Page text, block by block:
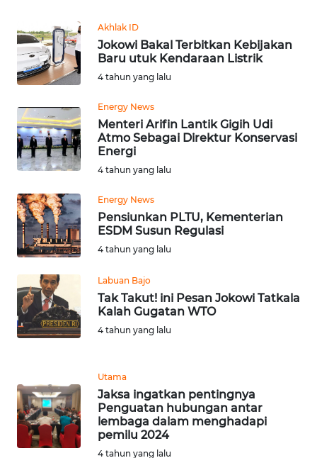
Akhlak ID
Jokowi Bakal Terbitkan Kebijakan
Baru utuk Kendaraan Listrik
4 tahun yang lalu
Energy News
Menteri Arifin Lantik Gigih Udi
Atmo Sebagai Direktur Konservasi
Energi
4 tahun yang lalu
Energy News
Pensiunkan PLTU, Kementerian
ESDM Susun Regulasi
4 tahun yang lalu
Labuan Bajo
Tak Takut! ini Pesan Jokowi Tatkala
Kalah Gugatan WTO
4 tahun yang lalu
Utama
Jaksa ingatkan pentingnya
Penguatan hubungan antar
lembaga dalam menghadapi
pemilu 2024
4 tahun yang lalu
SULTRA
WN
WN
SULTENG
SULBAR
WN
BABEL
WN
SUMBAR
WN
WN
BENGKULU
WN